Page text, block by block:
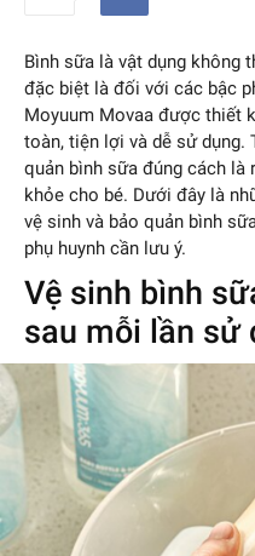
Bình sữa là vật dụng không
đặc biệt là đối với các bậc
Moyuum Movaa được thiết
toàn, tiện lợi và dễ sử dụng.
quản bình sữa đúng cách
khỏe cho bé. Dưới đây là
vệ sinh và bảo quản bình
phụ huynh cần lưu ý.
Vệ sinh bình
sau mỗi lần sử